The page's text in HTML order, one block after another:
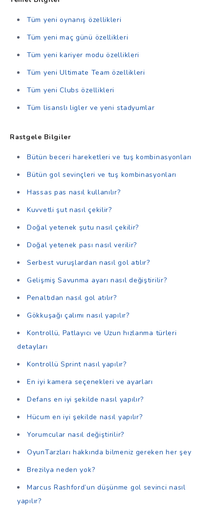
Tüm yeni oynanış özellikleri
Tüm yeni maç günü özellikleri
Tüm yeni kariyer modu özellikleri
Tüm yeni Ultimate Team özellikleri
Tüm yeni Clubs özellikleri
Tüm lisanslı ligler ve yeni stadyumlar
Rastgele Bilgiler
Bütün beceri hareketleri ve tuş kombinasyonları
Bütün gol sevinçleri ve tuş kombinasyonları
Hassas pas nasıl kullanılır?
Kuvvetli şut nasıl çekilir?
Doğal yetenek şutu nasıl çekilir?
Doğal yetenek pası nasıl verilir?
Serbest vuruşlardan nasıl gol atılır?
Gelişmiş Savunma ayarı nasıl değiştirilir?
Penaltıdan nasıl gol atılır?
Gökkuşağı çalımı nasıl yapılır?
Kontrollü, Patlayıcı ve Uzun hızlanma türleri
detayları
Kontrollü Sprint nasıl yapılır?
En iyi kamera seçenekleri ve ayarları
Defans en iyi şekilde nasıl yapılır?
Hücum en iyi şekilde nasıl yapılır?
Yorumcular nasıl değiştirilir?
OyunTarzları hakkında bilmeniz gereken her şey
Brezilya neden yok?
Marcus Rashford’un düşünme gol sevinci nasıl
yapılır?